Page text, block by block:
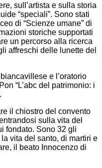
sull’artista e sulla storia
“speciali”. Sono stati
di “Scienze umane” di
storiche supportati
un percorso alla ricerca
affreschi delle lunette del
e l’oratorio
“L’abc del patrimonio: i
il chiostro del convento
sulla vita del
fondato. Sono 32 gli
vita del santo, di martiri e
il beato Innocenzo di